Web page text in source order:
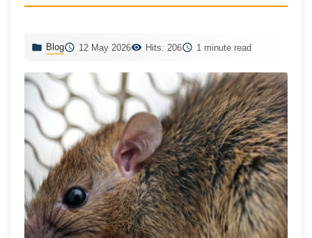
Blog 12 May 2026 Hits: 206 1 minute read